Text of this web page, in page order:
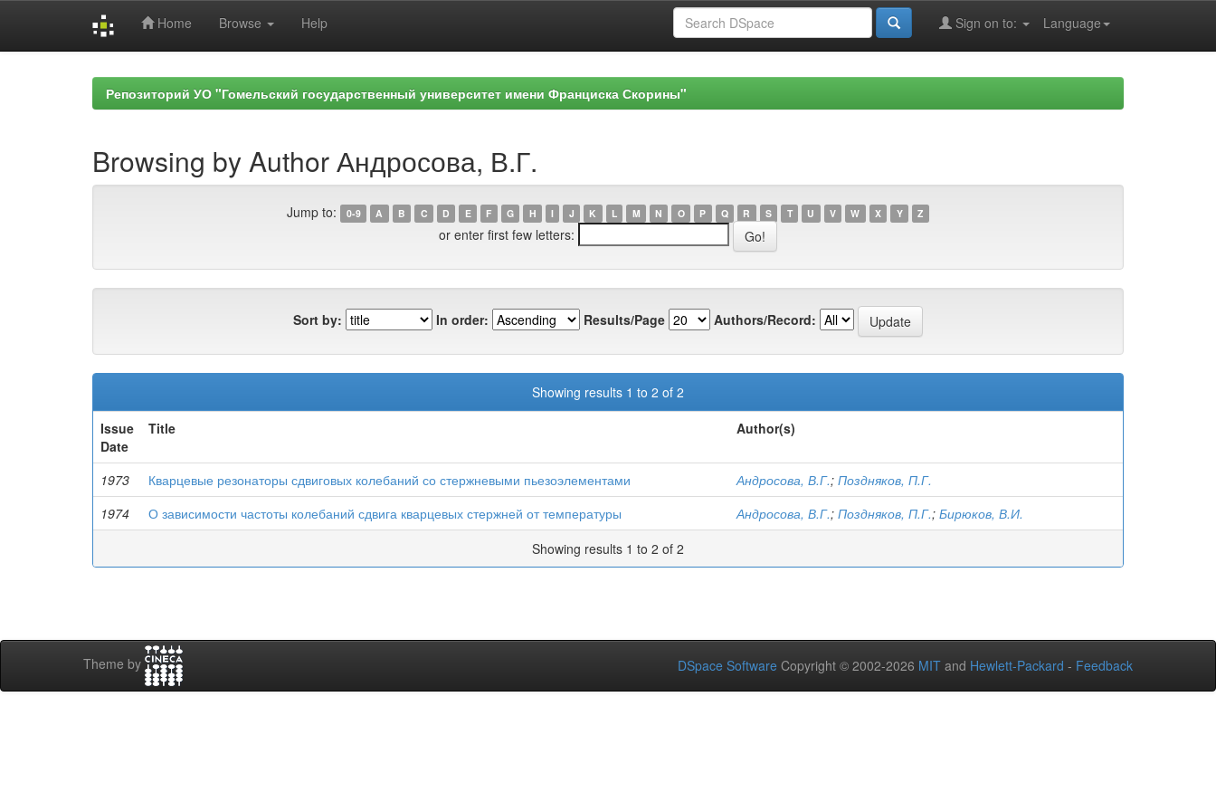
Home Browse Help Language
Sign on to:
Репозиторий УО "Гомельский государственный университет имени Франциска Скорины"
Browsing by Author Андросова, В.Г.
Jump to: 0-9 A B C D E F G H I J K L M N O P Q R S T U V W X Y Z
or enter first few letters:
Sort by: In order: Results/Page Authors/Record:
Showing results 1 to 2 of 2
Issue
Date
Title Author(s)
1973 Кварцевые резонаторы сдвиговых колебаний со стержневыми пьезоэлементами Андросова, В.Г.; Поздняков, П.Г.
1974
О зависимости частоты колебаний сдвига кварцевых стержней от температуры Андросова, В.Г.; Поздняков, П.Г.; Бирюков, В.И.
Showing results 1 to 2 of 2
Theme by DSpace Software Copyright © 2002-2026 MIT and Hewlett-Packard - Feedback